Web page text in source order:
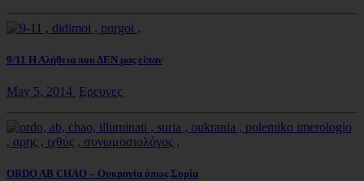
9/11 Η Αλήθεια που ΔΕΝ μας είπαν
May 5, 2014 Ερευνες
ORDO AB CHAO – Ουκρανία όπως Συρία